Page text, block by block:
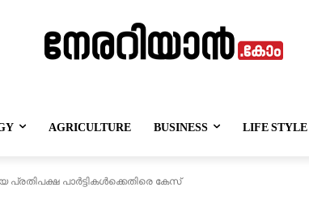
AGRICULTURE BUSINESS LIFE STYLE
പാർട്ടികൾക്കെതിരെ കേസ്